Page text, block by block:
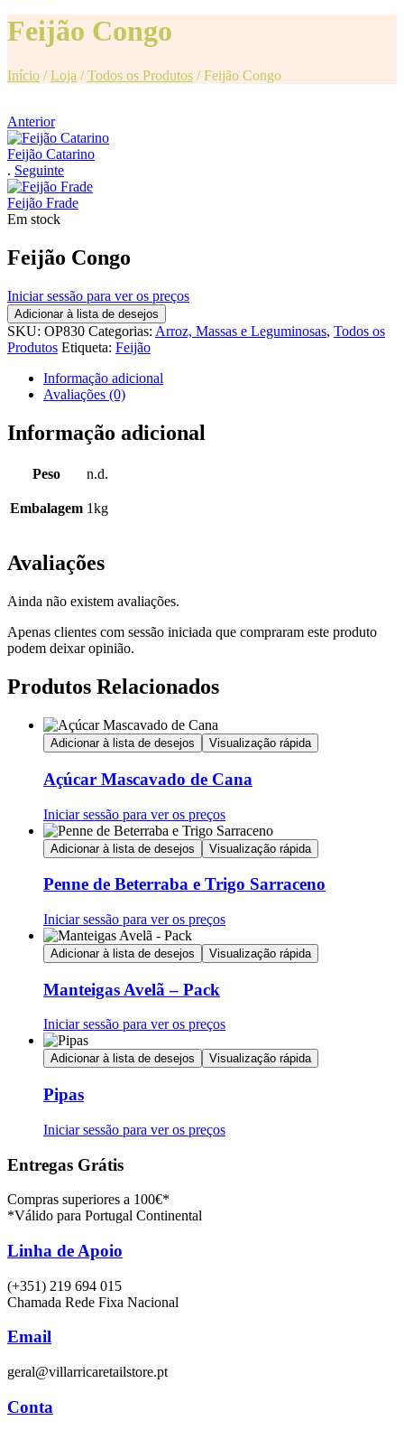
Feijão Congo
Início /Loja /Todos os Produtos /Feijão Congo
Anterior
Feijão Catarino
. Seguinte
Feijão Frade
Em stock
Feijão Congo
Iniciar sessão para ver os preços
Adicionar à lista de desejos
SKU: OP830 Categorias: Arroz, Massas e Leguminosas, Todos os
Produtos Etiqueta: Feijão
Informação adicional
Avaliações (0)
Informação adicional
Peso n.d.
Embalagem 1kg
Avaliações
Ainda não existem avaliações.
Apenas clientes com sessão iniciada que compraram este produto
podem deixar opinião.
Produtos Relacionados
Adicionar à lista de desejos Visualização rápida
Açúcar Mascavado de Cana
Iniciar sessão para ver os preços
Adicionar à lista de desejos Visualização rápida
Penne de Beterraba e Trigo Sarraceno
Iniciar sessão para ver os preços
Adicionar à lista de desejos Visualização rápida
Manteigas Avelã – Pack
Iniciar sessão para ver os preços
Adicionar à lista de desejos Visualização rápida
Pipas
Iniciar sessão para ver os preços
Entregas Grátis
Compras superiores a 100€*
*Válido para Portugal Continental
Linha de Apoio
(+351) 219 694 015
Chamada Rede Fixa Nacional
Email
geral@villarricaretailstore.pt
Conta